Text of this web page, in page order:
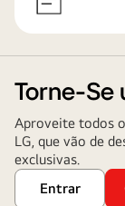
Torne-Se
Aproveite todos
LG, que vão de
exclusivas.
Entrar